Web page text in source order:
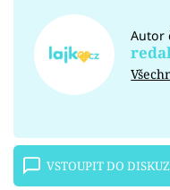
Autor
VSTOUPIT DO